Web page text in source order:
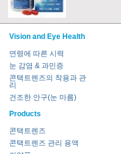
Vision and Eye Health
연령에 따른 시력
눈 감염 & 과민증
콘택트렌즈의 착용과 관
리
건조한 안구(눈 마름)
Products
콘택트렌즈
콘택트렌즈 관리 용액